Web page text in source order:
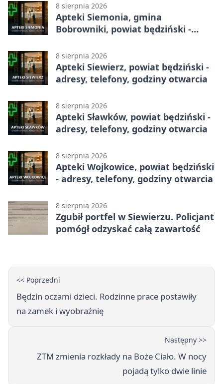
8 sierpnia 2026
Apteki Siemonia, gmina
Bobrowniki, powiat będziński -
8 sierpnia 2026
Apteki Siewierz, powiat będziński -
adresy, telefony, godziny otwarcia
8 sierpnia 2026
Apteki Sławków, powiat będziński -
adresy, telefony, godziny otwarcia
8 sierpnia 2026
Apteki Wojkowice, powiat będziński
- adresy, telefony, godziny otwarcia
8 sierpnia 2026
Zgubił portfel w Siewierzu. Policjant
pomógł odzyskać całą zawartość
<< Poprzedni
Będzin oczami dzieci. Rodzinne prace postawiły
na zamek i wyobraźnię
Następny >>
ZTM zmienia rozkłady na Boże Ciało. W nocy
pojadą tylko dwie linie